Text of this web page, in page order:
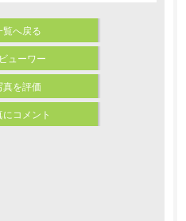
覧へ戻る
ューワー
真を評価
にコメント